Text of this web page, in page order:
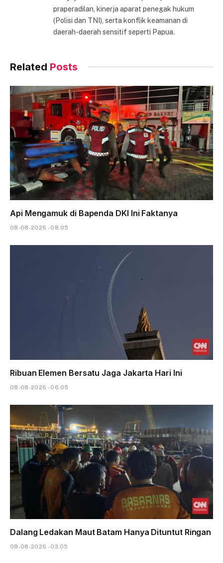
praperadilan, kinerja aparat penegak hukum
(Polisi dan TNI), serta konflik keamanan di
daerah-daerah sensitif seperti Papua.
Related Posts
Api Mengamuk di Bapenda DKI Ini Faktanya
08-08-2026 - 08.05
Ribuan Elemen Bersatu Jaga Jakarta Hari Ini
08-08-2026 - 06.05
Dalang Ledakan Maut Batam Hanya Dituntut Ringan
08-08-2026 - 03.05